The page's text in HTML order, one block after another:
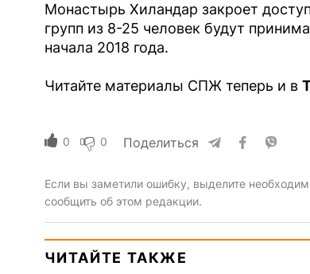
Монастырь Хиландар закроет
групп из 8-25 человек будут
начала 2018 года.
Читайте материалы СПЖ теперь и в
0 0 Поделиться
Если вы заметили ошибку, выделите
сообщить об этом редакции.
ЧИТАЙТЕ ТАКЖЕ